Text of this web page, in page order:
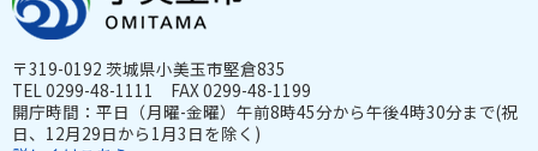
〒319-0192 茨城県小美玉市堅倉835
TEL 0299-48-1111 FAX 0299-48-1199
開庁時間：平日（月曜-金曜）午前8時45分から午後4時30分まで(祝
日、12月29日から1月3日を除く)